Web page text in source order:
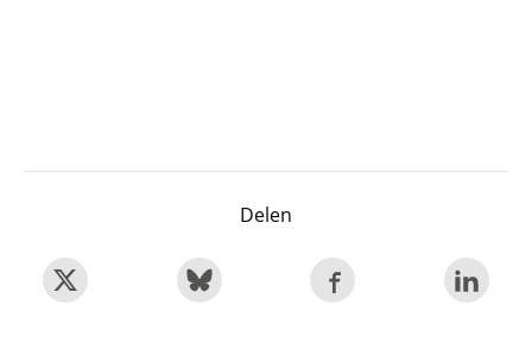
Delen